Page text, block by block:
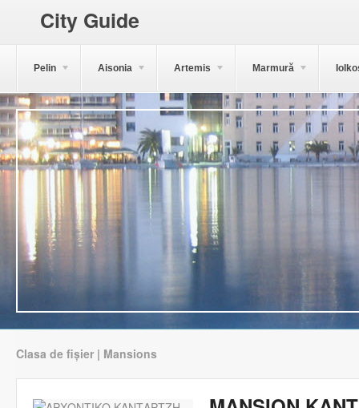
City Guide
Pelin Aisonia Artemis Marmură
Clasa de fișier | Mansions